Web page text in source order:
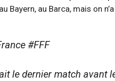
Bayern, au Barca, mais on
#FFF
le dernier match avant